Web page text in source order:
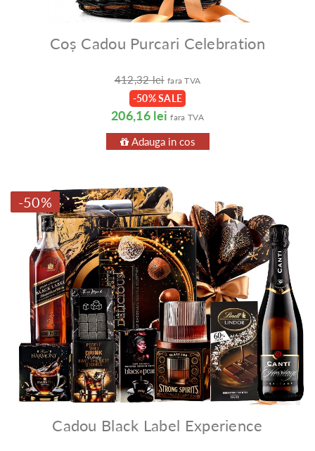
Coș Cadou Purcari Celebration
412,32 lei fara TVA
-50% SALE
206,16 lei fara TVA
Adauga in cos
-50%
Cadou Black Label Experience